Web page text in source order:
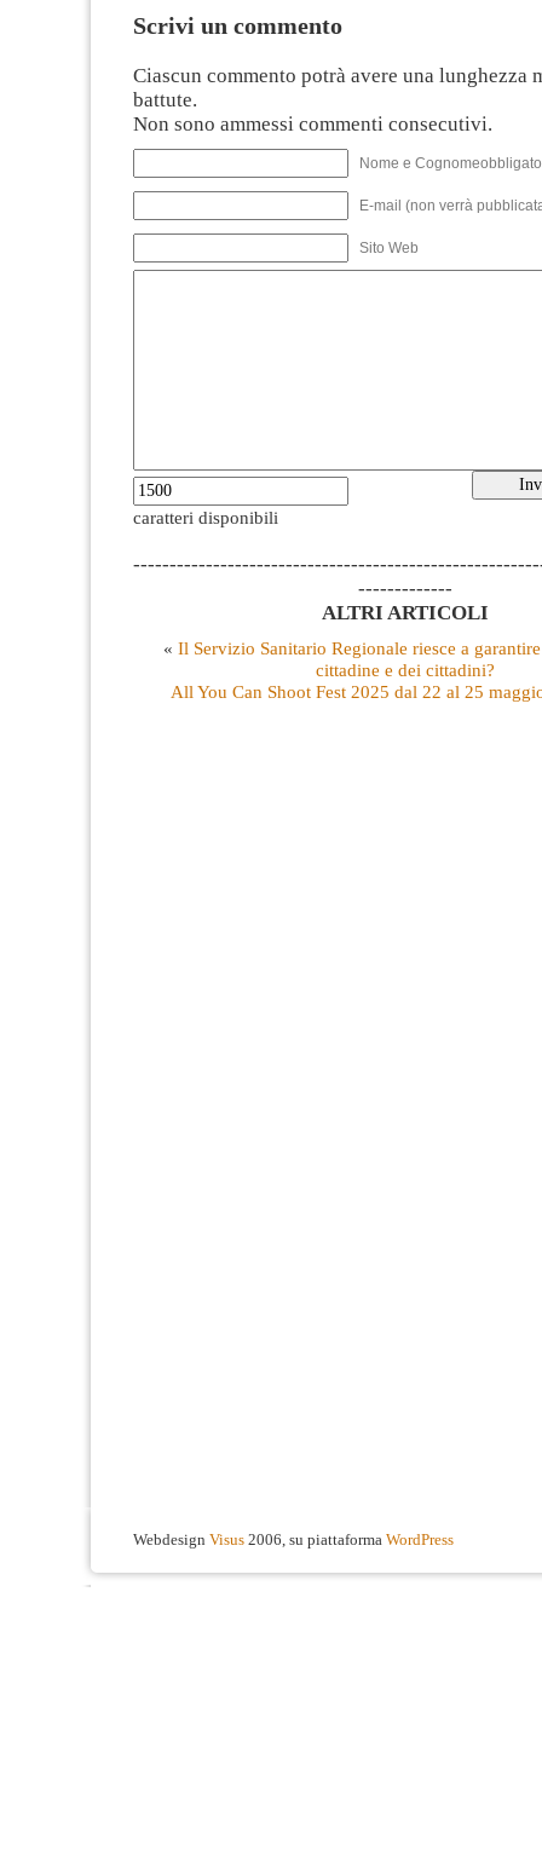
Scrivi un commento
Ciascun commento potrà avere una lunghezza
battute.
Non sono ammessi commenti consecutivi.
Nome e
E-mail (non verrà
Sito Web
caratteri disponibili
-------------
ALTRI ARTICOLI
« Il Servizio Sanitario Regionale riesce a
cittadine e dei cittadini?
All You Can Shoot Fest 2025 dal 22 al 25
Webdesign Visus 2006, su piattaforma WordPress